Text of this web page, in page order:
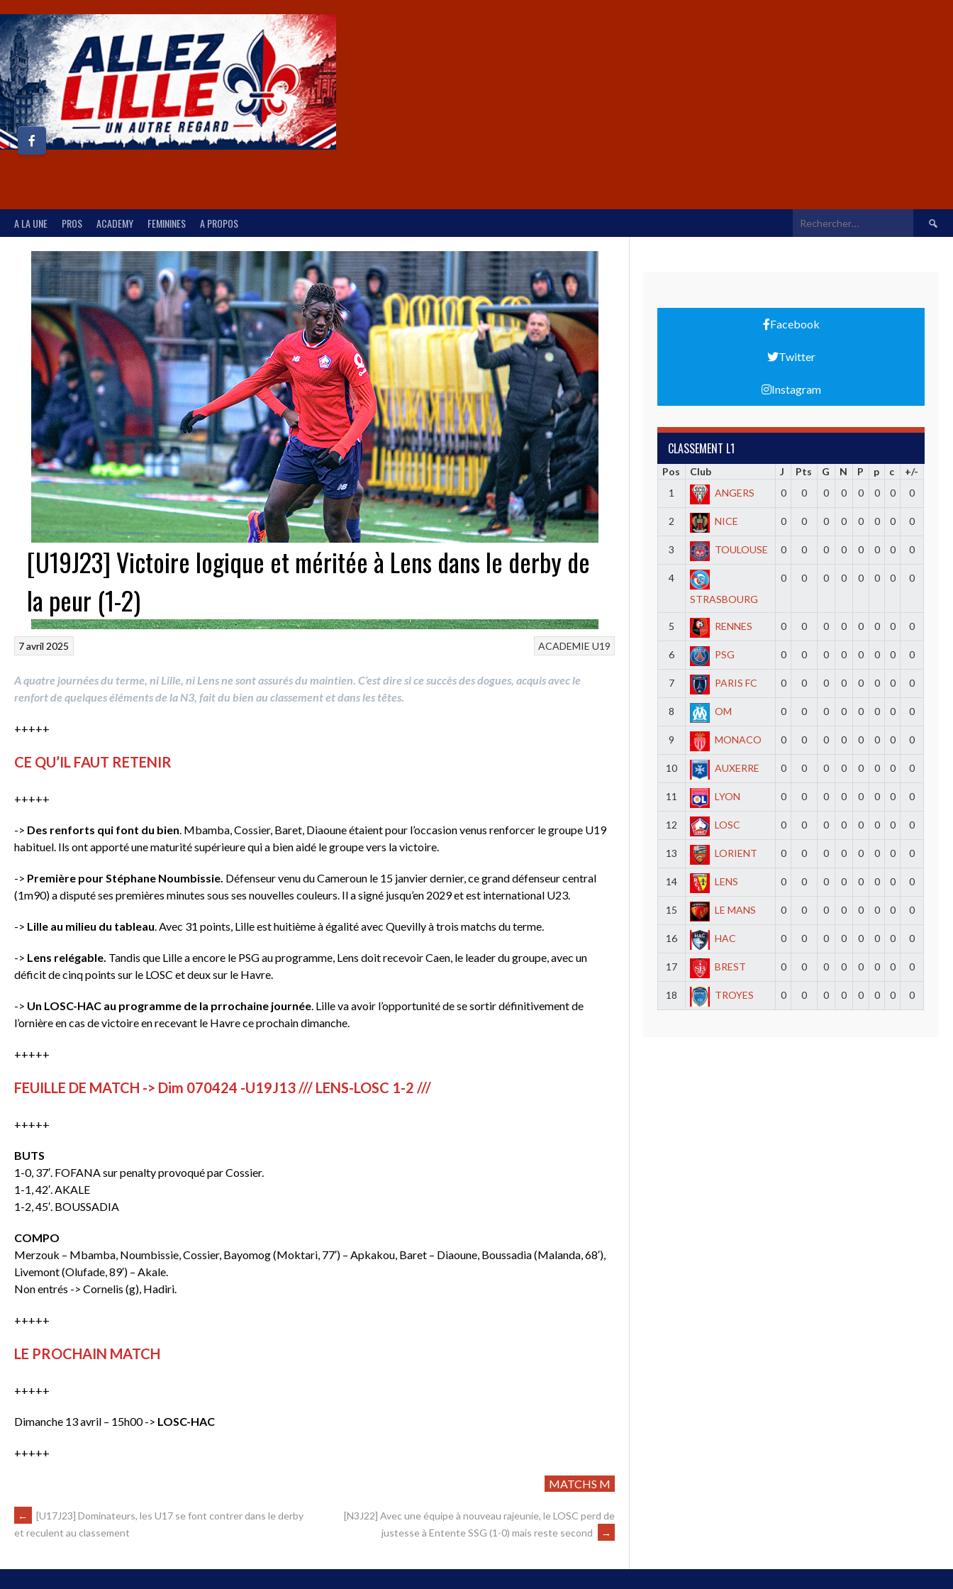
A LA UNE PROS ACADEMY FEMININES A PROPOS
[U19J23] Victoire logique et méritée à Lens dans le derby de
la peur (1-2)
ACADEMIE U19
7 avril 2025
A quatre journées du terme, ni Lille, ni Lens ne sont assurés du maintien. C’est dire si ce succès des dogues, acquis avec le
renfort de quelques éléments de la N3, fait du bien au classement et dans les têtes.
+++++
CE QU’IL FAUT RETENIR
+++++
-> Des renforts qui font du bien . Mbamba, Cossier, Baret, Diaoune étaient pour l’occasion venus renforcer le groupe U19
habituel. Ils ont apporté une maturité supérieure qui a bien aidé le groupe vers la victoire.
-> Première pour Stéphane Noumbissie. Défenseur venu du Cameroun le 15 janvier dernier, ce grand défenseur central
(1m90) a disputé ses premières minutes sous ses nouvelles couleurs. Il a signé jusqu’en 2029 et est international U23.
-> Lille au milieu du tableau . Avec 31 points, Lille est huitième à égalité avec Quevilly à trois matchs du terme.
-> Lens relégable. Tandis que Lille a encore le PSG au programme, Lens doit recevoir Caen, le leader du groupe, avec un
déficit de cinq points sur le LOSC et deux sur le Havre.
-> Un LOSC-HAC au programme de la prrochaine journée . Lille va avoir l’opportunité de se sortir définitivement de
l’ornière en cas de victoire en recevant le Havre ce prochain dimanche.
+++++
FEUILLE DE MATCH -> Dim 070424 -U19J13 /// LENS-LOSC 1-2 ///
+++++
BUTS
1-0, 37′. FOFANA sur penalty provoqué par Cossier.
1-1, 42′. AKALE
1-2, 45′. BOUSSADIA
COMPO
Merzouk – Mbamba, Noumbissie, Cossier, Bayomog (Moktari, 77′) – Apkakou, Baret – Diaoune, Boussadia (Malanda, 68′),
Livemont (Olufade, 89′) – Akale.
Non entrés -> Cornelis (g), Hadiri.
+++++
LE PROCHAIN MATCH
+++++
Dimanche 13 avril – 15h00 -> LOSC-HAC
+++++
MATCHS M
←
[U17J23] Dominateurs, les U17 se font contrer dans le derby
et reculent au classement
[N3J22] Avec une équipe à nouveau rajeunie, le LOSC perd de
justesse à Entente SSG (1-0) mais reste second
→
Facebook
Twitter
Instagram
CLASSEMENT L1
Pos Club J Pts G N P p c
+/-
1
ANGERS 0 0 0 0 0 0 0 0
2 NICE 0 0 0 0 0 0 0 0
3 TOULOUSE 0 0 0 0 0 0 0 0
4
STRASBOURG
0 0 0 0 0 0 0 0
5 RENNES 0 0 0 0 0 0 0 0
6 PSG 0 0 0 0 0 0 0 0
7 PARIS FC 0 0 0 0 0 0 0 0
8 OM 0 0 0 0 0 0 0 0
9 MONACO 0 0 0 0 0 0 0 0
10 AUXERRE 0 0 0 0 0 0 0 0
11 LYON 0 0 0 0 0 0 0 0
12 LOSC 0 0 0 0 0 0 0 0
13 LORIENT 0 0 0 0 0 0 0 0
14 LENS 0 0 0 0 0 0 0 0
15 LE MANS 0 0 0 0 0 0 0 0
16 HAC 0 0 0 0 0 0 0 0
17 BREST 0 0 0 0 0 0 0 0
18 TROYES 0 0 0 0 0 0 0 0